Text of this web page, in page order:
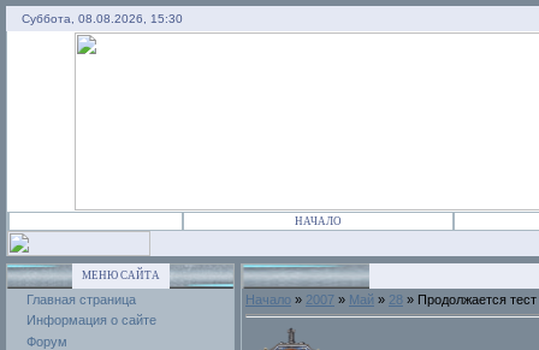
Суббота, 08.08.2026, 15:30
НАЧАЛО
МЕНЮ САЙТА
Главная страница
Информация о сайте
Форум
Начало » 2007 » Май » 28 » Продолжается